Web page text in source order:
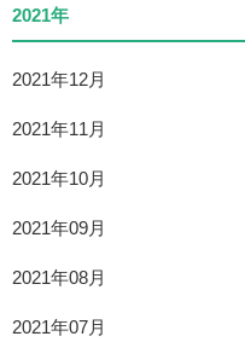
2021年
2021年12月
2021年11月
2021年10月
2021年09月
2021年08月
2021年07月